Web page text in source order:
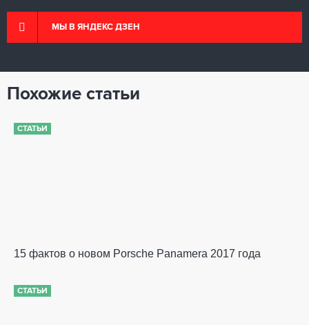
МЫ В ЯНДЕКС ДЗЕН
Похожие статьи
СТАТЬИ
15 фактов о новом Porsche Panamera 2017 года
СТАТЬИ